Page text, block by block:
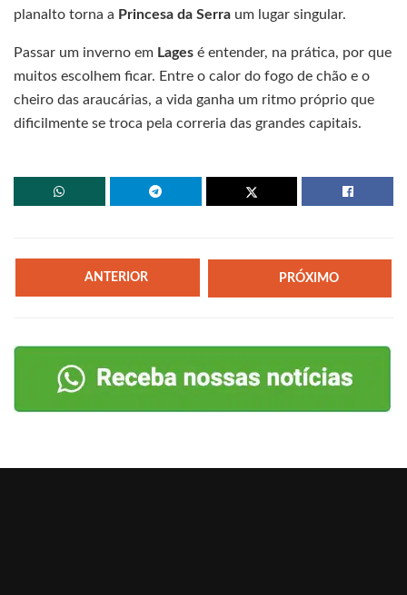
planalto torna a Princesa da Serra um lugar singular.
Passar um inverno em Lages é entender, na prática, por que
muitos escolhem ficar. Entre o calor do fogo de chão e o
cheiro das araucárias, a vida ganha um ritmo próprio que
dificilmente se troca pela correria das grandes capitais.
ANTERIOR PRÓXIMO